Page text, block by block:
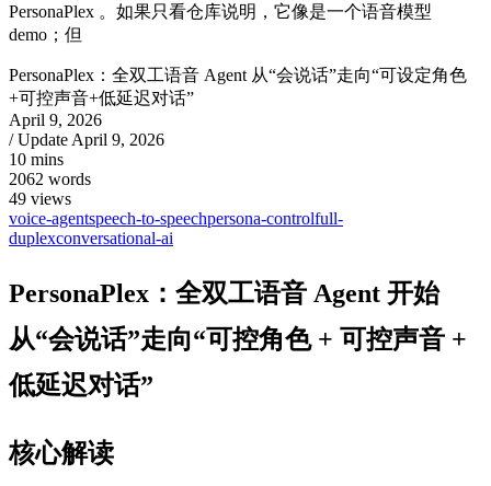
PersonaPlex 。如果只看仓库说明，它像是一个语音模型
demo；但
PersonaPlex：全双工语音 Agent 从“会说话”走向“可设定角色
+可控声音+低延迟对话”
April 9, 2026
/ Update April 9, 2026
10 mins
2062 words
49 views
voice-agentspeech-to-speechpersona-controlfull-
duplexconversational-ai
PersonaPlex：全双工语音 Agent 开始
从“会说话”走向“可控角色 + 可控声音 +
低延迟对话”
核心解读